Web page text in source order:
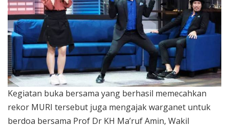
Kegiatan buka bersama yang berhasil memecahkan
rekor MURI tersebut juga mengajak warganet untuk
berdoa bersama Prof Dr KH Ma’ruf Amin, Wakil